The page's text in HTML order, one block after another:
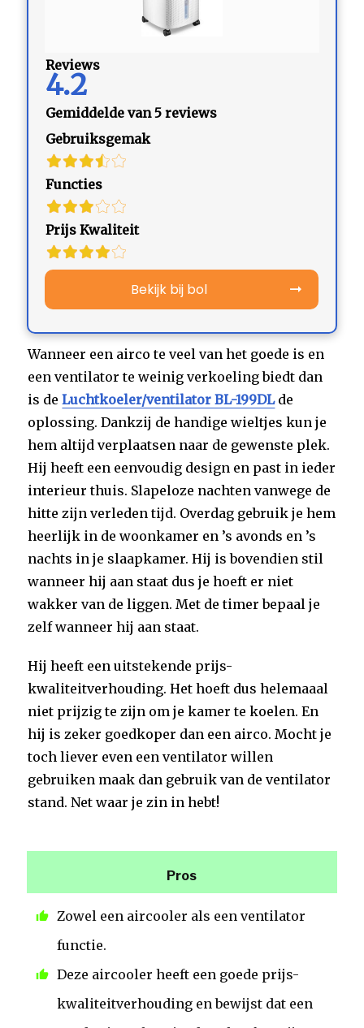
Reviews
4.2
Gemiddelde van 5 reviews
Gebruiksgemak
Functies
Prijs Kwaliteit
Bekijk bij bol
Wanneer een airco te veel van het goede is en
een ventilator te weinig verkoeling biedt dan
is deLuchtkoeler/ventilator BL-199DLde
oplossing. Dankzij de handige wieltjes kun je
hem altijd verplaatsen naar de gewenste plek.
Hij heeft een eenvoudig design en past in ieder
interieur thuis. Slapeloze nachten vanwege de
hitte zijn verleden tijd. Overdag gebruik je hem
heerlijk in de woonkamer en ’s avonds en ’s
nachts in je slaapkamer. Hij is bovendien stil
wanneer hij aan staat dus je hoeft er niet
wakker van de liggen. Met de timer bepaal je
zelf wanneer hij aan staat.
Hij heeft een uitstekende prijs-
kwaliteitverhouding. Het hoeft dus helemaaal
niet prijzig te zijn om je kamer te koelen. En
hij is zeker goedkoper dan een airco. Mocht je
toch liever even een ventilator willen
gebruiken maak dan gebruik van de ventilator
stand. Net waar je zin in hebt!
Pros
Zowel een aircooler als een ventilator
functie.
Deze aircooler heeft een goede prijs-
kwaliteitverhouding en bewijst dat een